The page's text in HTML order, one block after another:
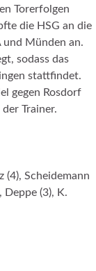
Torerfolgen
die HSG an die
und Münden an.
sodass das
stattfindet.
gegen Rosdorf
Trainer.
(4), Scheidemann
Deppe (3), K.